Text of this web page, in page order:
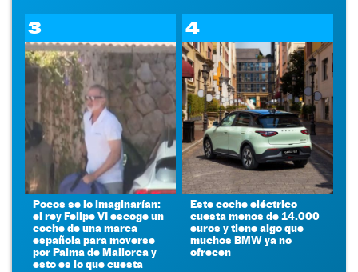
3
Pocos se lo imaginarían:
el rey Felipe VI escoge un
coche de una marca
española para moverse
por Palma de Mallorca y
esto es lo que cuesta
4
Este coche eléctrico
cuesta menos de 14.000
euros y tiene algo que
muchos BMW ya no
ofrecen